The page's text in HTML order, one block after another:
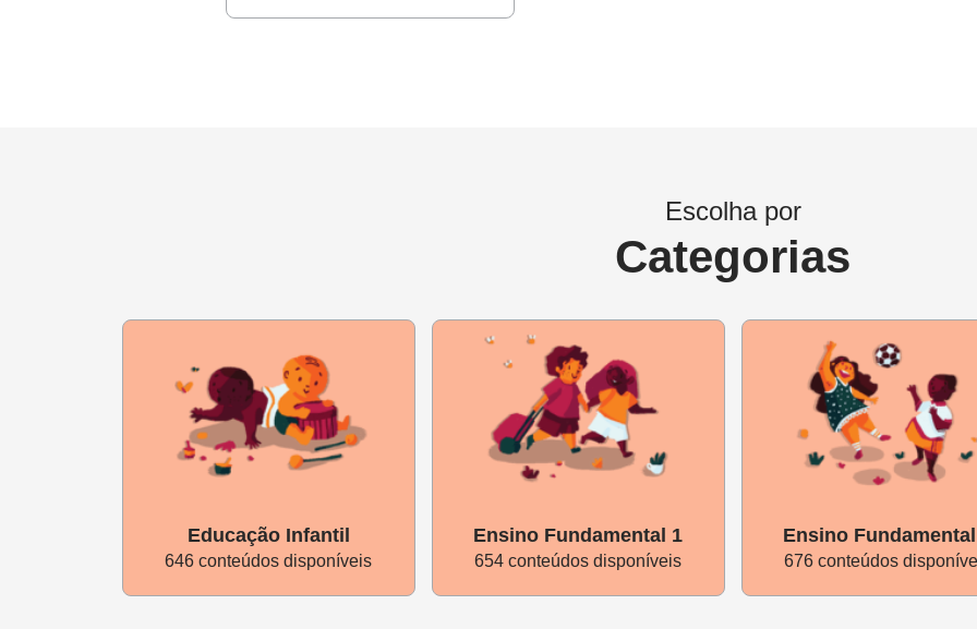
Escolha por
Categorias
Educação Infantil
646 conteúdos disponíveis
Ensino Fundamental 1
654 conteúdos disponíveis
Ensino
676 conteúdos